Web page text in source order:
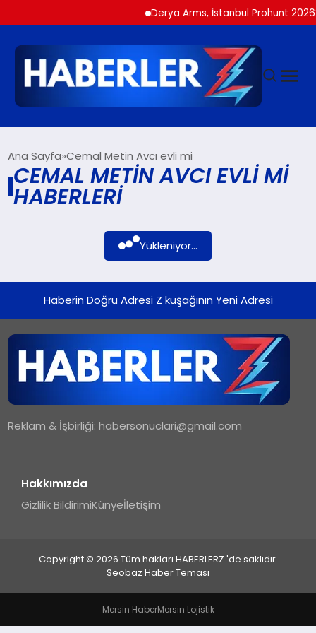
Derya Arms, İstanbul Prohunt
SIYASET
SPOR
TEKNOLOJI
Ana Sayfa Cemal Metin Avcı evli mi
CEMAL METIN AVCI EVLI MI
HABERLERI
Yükleniyor...
Haberin Doğru Adresi Z kuşağının Yeni Adresi
Reklam & İşbirliği:habersonuclari@gmail.com
Hakkımızda
Gizlilik BildirimiKünyeİletişim
Copyright © 2026 Tüm hakları HABERLERZ 'de saklıdır.
Seobaz Haber Teması
Mersin HaberMersin Lojistik